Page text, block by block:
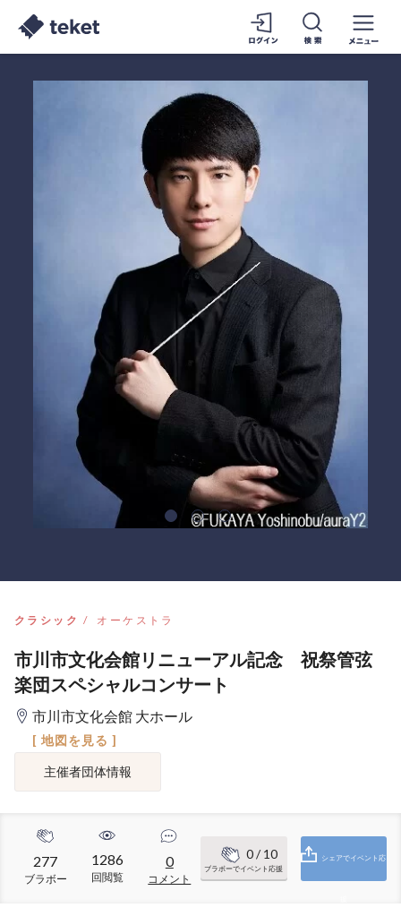
クラシック オーケストラ
市川市文化会館リニューアル記念 祝祭管弦
楽団スペシャルコンサート
市川市文化会館 大ホール
[ 地図を見る ]
主催者団体情報
277
ブラボー
1286
回閲覧
0
コメント
0/ 10
ブラボーでイベント応援
シェアでイベント応